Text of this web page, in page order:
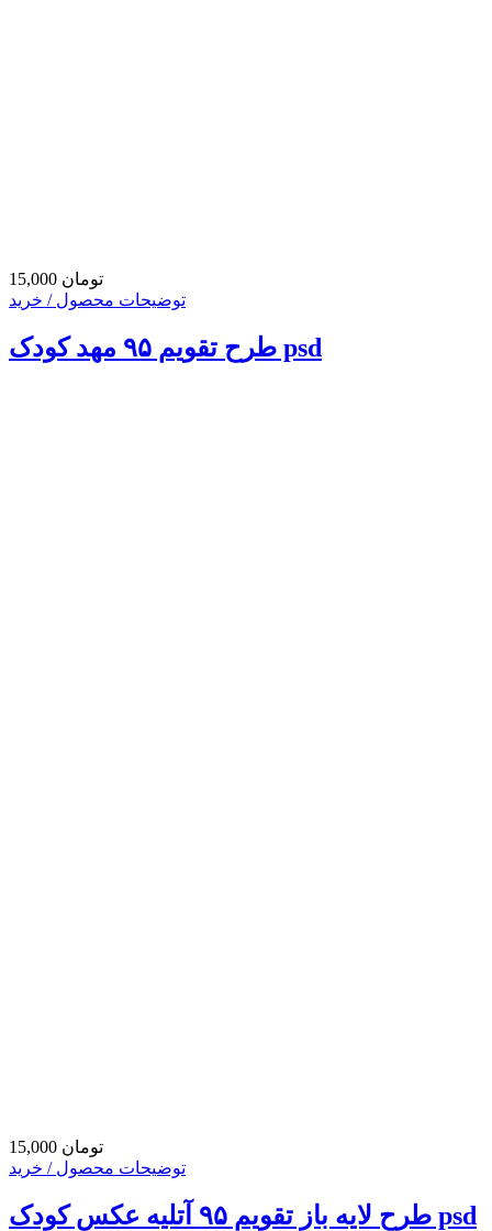
15,000 تومان
توضیحات محصول / خرید
طرح تقویم ۹۵ مهد کودک psd
15,000 تومان
توضیحات محصول / خرید
طرح لایه باز تقویم ۹۵ آتلیه عکس کودک psd